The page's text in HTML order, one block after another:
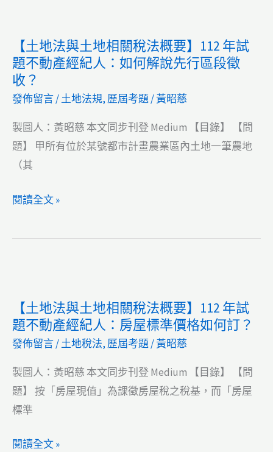
費
要
還
嗎？
不
動
產
經
紀
人：
買
位
原
強
制
執
行？！
【土地法與土地相關稅法概要】112 年試
題不動產經紀人：如何解說先行區段徵
收？
發佈留言/土地法規, 歷屆考題 /黃昭慈
製圖人：黃昭慈 本文同步刊登 Medium 【目錄】 【問
題】 甲所有位於某號都市計畫農業區內土地一筆農地
（其
【土
法
相
關
稅
法
概
要】
年
閱讀全文 »
【土地法與土地相關稅法概要】112 年試
題不動產經紀人：房屋標準價格如何訂？
發佈留言/土地稅法, 歷屆考題 /黃昭慈
製圖人：黃昭慈 本文同步刊登 Medium 【目錄】 【問
題】 按「房屋現值」為課徵房屋稅之稅基，而「房屋
標準
【土
閱讀全文 »